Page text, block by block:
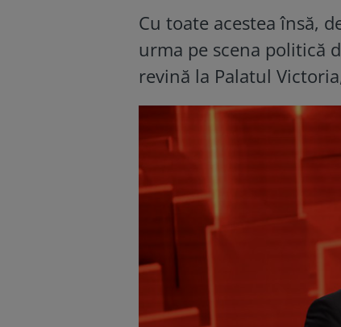
Cu toate acestea însă,
urma pe scena politică
revină la Palatul